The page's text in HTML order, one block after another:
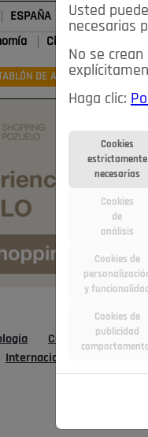
ESPAÑA DEPORTES
Ciencia&Tecnología
DE ANUNCIOS MIS
Cultura
Internacional
Usted
necesarias
No se
Haga clic:
Cookies
estrictamente
necesarias
Cookies
de
análisis
Cookies de
y funcionalidad
Cookies de
publicidad